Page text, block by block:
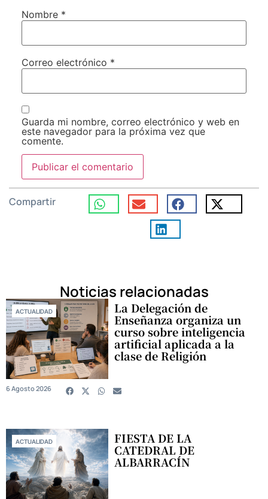
Nombre *
Correo electrónico *
Guarda mi nombre, correo electrónico y web en
este navegador para la próxima vez que
comente.
Compartir
Noticias relacionadas
ACTUALIDAD La Delegación de
Enseñanza organiza un
curso sobre inteligencia
artificial aplicada a la
clase de Religión
6 Agosto 2026
ACTUALIDAD FIESTA DE LA
CATEDRAL DE
ALBARRACÍN